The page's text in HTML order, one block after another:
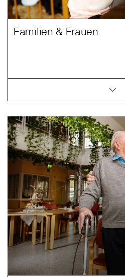
Familien & Frauen